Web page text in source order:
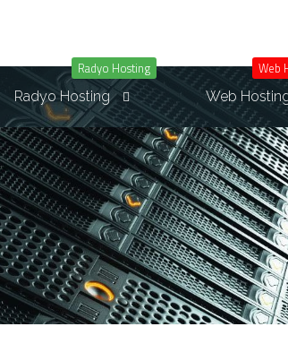
Radyo Hosting
Radyo Hosting
Web
Web